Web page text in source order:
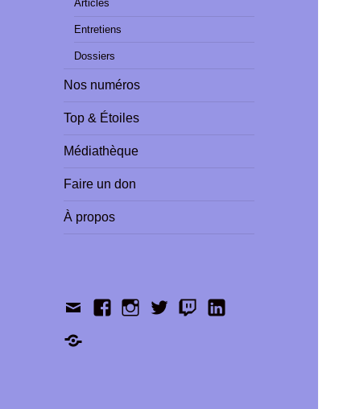
Articles
Entretiens
Dossiers
Nos numéros
Top & Étoiles
Médiathèque
Faire un don
À propos
ContactFacebookInstagramTwitterTwitchLinkedIn
Shop